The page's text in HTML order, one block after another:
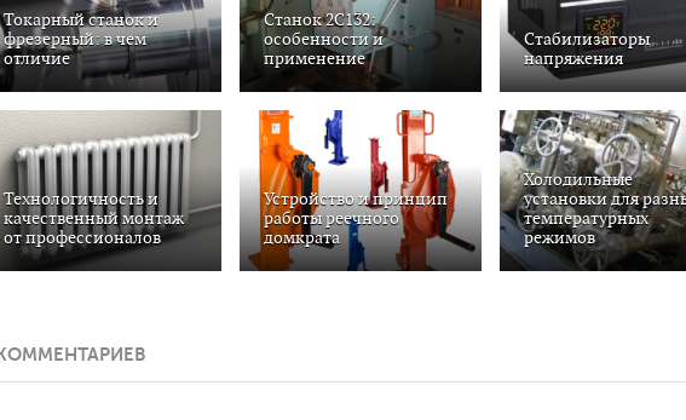
Токарный станок и
фрезерный: в чем
отличие
Станок 2С132:
особенности и
применение
Стабилизаторы
напряжения
Технологичность и
качественный монтаж
от профессионалов
Устройство и принцип
работы реечного
домкрата
Холодильные
установки для
температурных
режимов